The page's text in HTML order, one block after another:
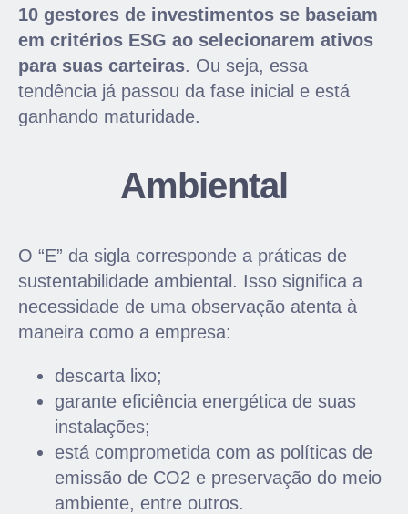
10 gestores de investimentos se baseiam
em critérios ESG ao selecionarem ativos
para suas carteiras. Ou seja, essa
tendência já passou da fase inicial e está
ganhando maturidade.
Ambiental
O “E” da sigla corresponde a práticas de
sustentabilidade ambiental. Isso significa a
necessidade de uma observação atenta à
maneira como a empresa:
descarta lixo;
garante eficiência energética de suas
instalações;
está comprometida com as políticas de
emissão de CO2 e preservação do meio
ambiente, entre outros.